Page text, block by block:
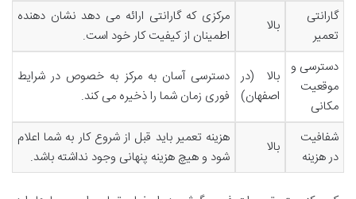
گارانتی
تعمیر
بالا
مرکزی که گارانتی ارائه می دهد نشان دهنده
اطمینان از کیفیت کار خود است.
دسترسی و
موقعیت
مکانی
بالا (در
اصفهان)
دسترسی آسان به مرکز به خصوص در شرایط
فوری زمان شما را ذخیره می کند.
شفافیت
در هزینه
بالا
هزینه تعمیر باید قبل از شروع کار به شما اعلام
شود و هیچ هزینه پنهانی وجود نداشته باشد.